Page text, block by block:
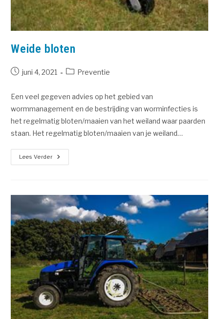
Weide bloten
juni 4, 2021 Preventie
Een veel gegeven advies op het gebied van
wormmanagement en de bestrijding van worminfecties is
het regelmatig bloten/maaien van het weiland waar paarden
staan. Het regelmatig bloten/maaien van je weiland…
Lees Verder